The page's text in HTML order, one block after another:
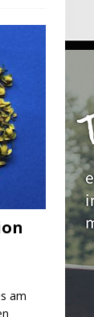
am